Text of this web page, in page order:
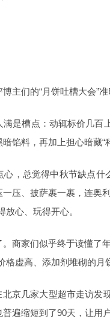
主们的“月饼吐槽大会”准
是槽点：动辄标价几百
馅料，再加上担心暗藏“
，总觉得中秋节缺点什
压、披萨裹一裹，连奥
放心、玩得开心。
商家们似乎终于读懂了
格虚高、添加剂堆砌的月
京几家大型超市走访发
遍缩短到了90天，让用